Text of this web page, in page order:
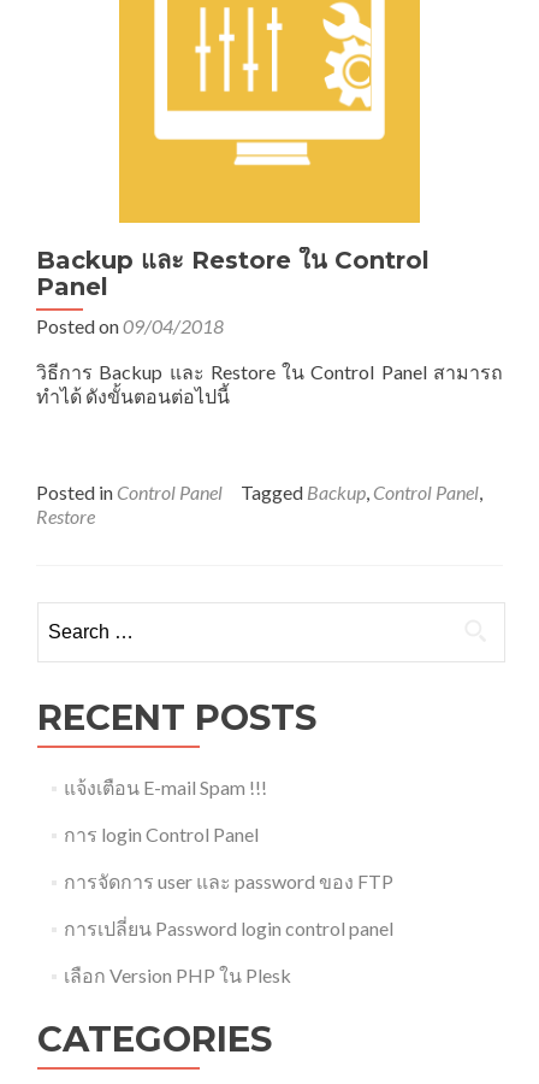
Backup และ Restore ใน Control
Panel
Posted on09/04/2018
วิธีการ Backup และ Restore ใน Control Panel สามารถ
ทำได้ ดังขั้นตอนต่อไปนี้
Posted in Control Panel Tagged Backup, Control Panel,
Restore
for:
RECENT POSTS
แจ้งเตือน E-mail Spam !!!
การ login Control Panel
การจัดการ user และ password ของ FTP
การเปลี่ยน Password login control panel
เลือก Version PHP ใน Plesk
CATEGORIES